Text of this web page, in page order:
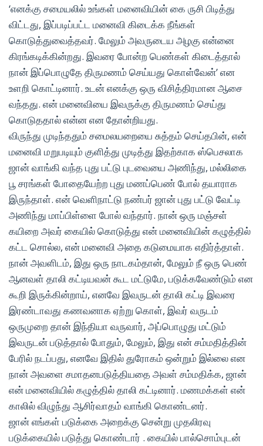
‘எனக்கு சமையலில் உங்கள் மனைவியின் கை ருசி பிடித்து
விட்டது, இப்படிப்பட்ட மனைவி கிடைக்க நீங்கள்
கொடுத்துவைத்தவர். மேலும் அவருடைய அழகு என்னை
கிரங்கடிக்கின்றது. இவரை போன்ற பெண்கள் கிடைத்தால்
நான் இப்பொழுதே திருமணம் செய்யது கொள்வேன்’ என
உளறி கொட்டினார். உடன் எனக்கு ஒரு விசித்திரமான ஆசை
வந்தது. என் மனைவியை இவருக்கு திருமணம் செய்து
கொடுததால் என்ன என தோன்றியது.
விருந்து முடிந்ததும் சமைலயறையை சுத்தம் செய்தபின், என்
மனைவி மறுபடியும் குளித்து முடித்து இதற்காக ஸ்பெசலாக
ஜான் வாங்கி வந்த புது பட்டு புடவையை அணிந்து, மல்லிகை
பூ சரங்கள் போதையேற்ற புது மணப்பெண் போல் தயாராக
இருந்தாள். என் வெளிநாட்டு நண்பர் ஜான் புது பட்டு வேட்டி
அணிந்து மாப்பிள்ளை போல் வந்தார். நான் ஒரு மஞ்சள்
கயிறை அவர் கையில் கொடுத்து என் மனைவியின் கழுத்தில்
கட்ட சொல்ல, என் மனைவி அதை கடுமையாக எதிர்த்தாள்.
நான் அவளிடம், இது ஒரு நாடகம்தான், மேலும் நீ ஒரு பெண்
ஆனவள் தாலி கட்டியவன் கூட மட்டுமே, படுக்கவேண்டும் என
கூறி இருக்கின்றாய், எனவே இவருடன் தாலி கட்டி இவரை
இரண்டாவது கணவனாக ஏற்று கொள், இவர் வருடம்
ஒருமுறை தான் இந்தியா வருவார், அப்பொழுது மட்டும்
இவருடன் படுத்தால் போதும், மேலும், இது என் சம்மதித்தின்
பேரில் நடப்பது, எனவே இதில் துரோகம் ஒன்றும் இல்லை என
நான் அவளை சமாதனபடுத்தியதை அவள் சம்மதிக்க, ஜான்
என் மனைவியில் கழுத்தில் தாலி கட்டினார். மணமக்கள் என்
காலில் விழுந்து ஆசிர்வாதம் வாங்கி கொண்டனர்.
ஜான் எங்கள் படுக்கை அறைக்கு சென்று முதலிரவு
படுக்கையில் படுத்து கொண்டார் . கையில் பால்சொம்புடன்